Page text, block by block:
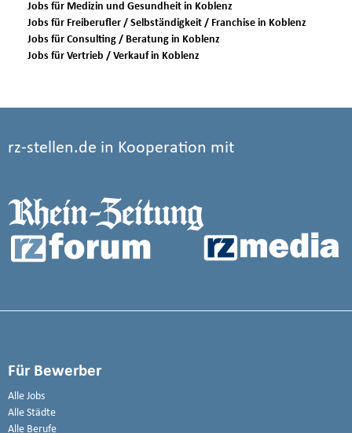
Jobs für Medizin und Gesundheit in Koblenz
Jobs für Freiberufler / Selbständigkeit / Franchise in Koblenz
Jobs für Consulting / Beratung in Koblenz
Jobs für Vertrieb / Verkauf in Koblenz
rz-stellen.de in Kooperation mit
Für Bewerber
Alle Jobs
Alle Städte
Alle Berufe